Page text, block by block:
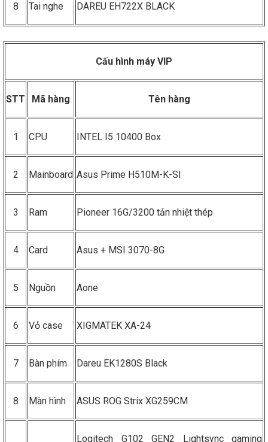
8 Tai nghe DAREU EH722X BLACK
Cấu hình máy VIP
STT Mã hàng Tên hàng
1 CPU INTEL I5 10400 Box
2 Mainboard Asus Prime H510M-K-SI
3 Ram Pioneer 16G/3200 tản nhiệt thép
4 Card Asus + MSI 3070-8G
5 Nguồn Aone
6 Vỏ case XIGMATEK XA-24
7 Bàn phím Dareu EK1280S Black
8 Màn hình ASUS ROG Strix XG259CM
Logitech G102 GEN2 Lightsync gaming